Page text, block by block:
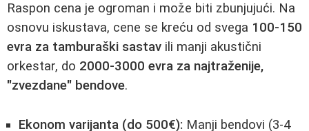
Raspon cena je ogroman i može biti zbunjujući. Na
osnovu iskustava, cene se kreću od svega 100-150
evra za tamburaški sastav ili manji akustični
orkestar, do 2000-3000 evra za najtraženije,
"zvezdane" bendove.
Ekonom varijanta (do 500€): Manji bendovi (3-4